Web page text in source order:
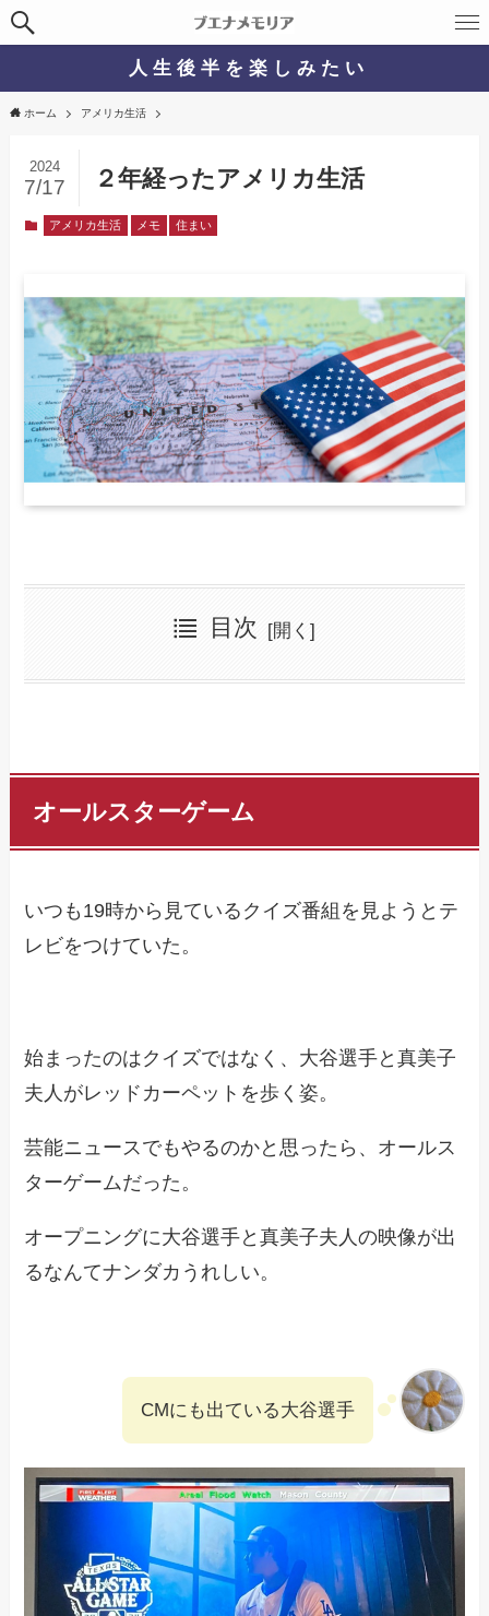
人 生 後 半 を 楽 し み た い
ホーム アメリカ生活
２年経ったアメリカ生活
2024
7/17
アメリカ生活 メモ 住まい
目次
オールスターゲーム
いつも19時から見ているクイズ番組を見ようとテ
レビをつけていた。
始まったのはクイズではなく、大谷選手と真美子
夫人がレッドカーペットを歩く姿。
芸能ニュースでもやるのかと思ったら、オールス
ターゲームだった。
オープニングに大谷選手と真美子夫人の映像が出
るなんてナンダカうれしい。
CMにも出ている大谷選手